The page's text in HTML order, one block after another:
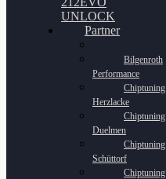
UNLOCK
Partner
Bilgenroth
Performance
Chiptuning
Herzlacke
Chiptuning
Duelmen
Chiptuning
Schüttorf
Chiptuning